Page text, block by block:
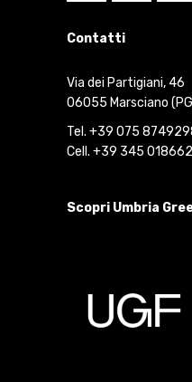
Contatti
Via dei Partigiani, 46
06055 Marsciano
Tel. +39 075
Cell. +39 345
Scopri Umbria